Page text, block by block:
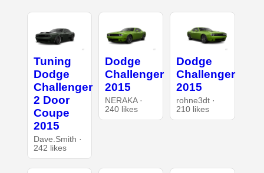
Tuning
Dodge
Challenger
2 Door
Coupe
2015
Dave.Smith ·
242 likes
Dodge
Challenger
2015
NERAKA ·
240 likes
Dodge
Challenger
2015
rohne3dt ·
210 likes